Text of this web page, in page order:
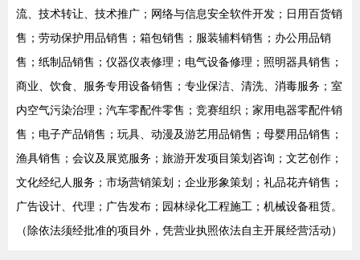
流、技术转让、技术推广；网络与信息安全软件开发；日用百货销
售；劳动保护用品销售；箱包销售；服装辅料销售；办公用品销
售；纸制品销售；仪器仪表修理；电气设备修理；照明器具销售；
商业、饮食、服务专用设备销售；专业保洁、清洗、消毒服务；室
内空气污染治理；汽车零配件零售；竞赛组织；家用电器零配件销
售；电子产品销售；玩具、动漫及游艺用品销售；母婴用品销售；
渔具销售；会议及展览服务；旅游开发项目策划咨询；文艺创作；
文化经纪人服务；市场营销策划；企业形象策划；礼品花卉销售；
广告设计、代理；广告发布；园林绿化工程施工；机械设备租赁。
（除依法须经批准的项目外，凭营业执照依法自主开展经营活动）